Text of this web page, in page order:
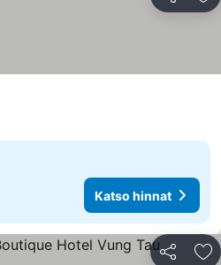
Katso hinnat
Jaa